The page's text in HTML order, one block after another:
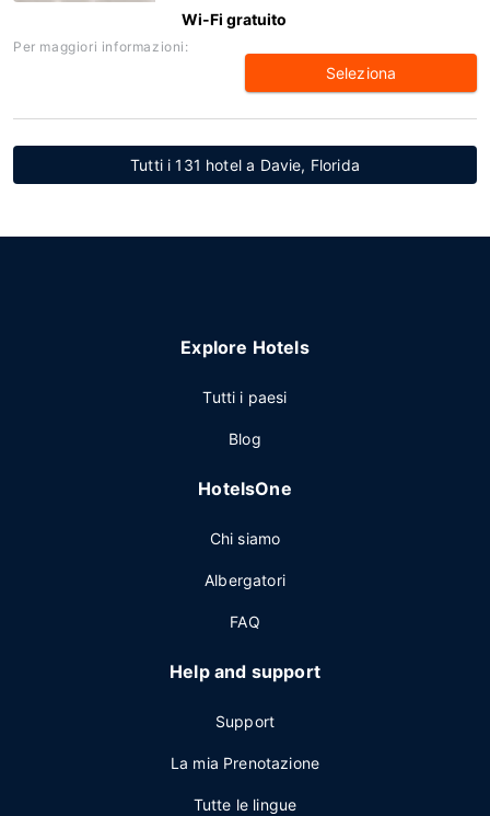
Wi-Fi gratuito
Per maggiori informazioni:
Seleziona
Tutti i 131 hotel a Davie, Florida
Explore Hotels
Tutti i paesi
Blog
HotelsOne
Chi siamo
Albergatori
FAQ
Help and support
Support
La mia Prenotazione
Tutte le lingue